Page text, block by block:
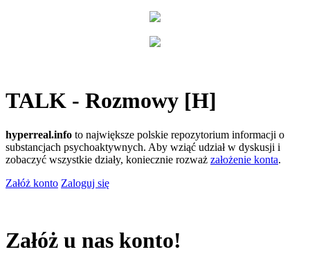
TALK - Rozmowy [H]
hyperreal.info to największe polskie repozytorium informacji o
substancjach psychoaktywnych. Aby wziąć udział w dyskusji i
zobaczyć wszystkie działy, koniecznie rozważ założenie konta.
Załóż konto Zaloguj się
Załóż u nas konto!